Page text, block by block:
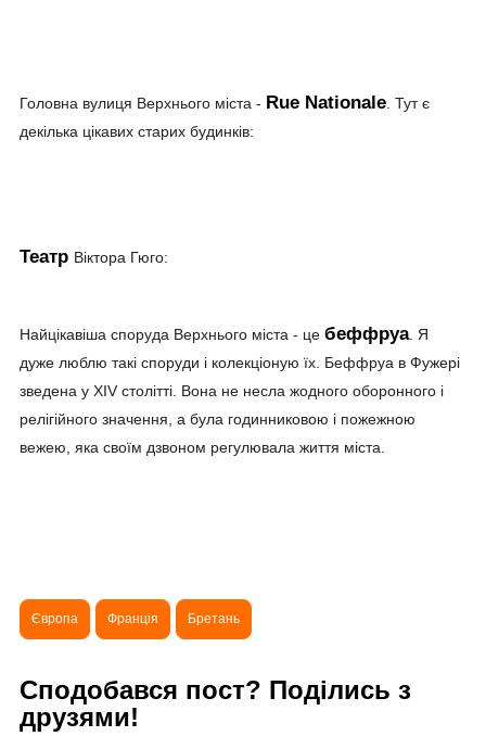
Головна вулиця Верхнього міста - Rue Nationale . Тут є
декілька цікавих старих будинків:
Театр Віктора Гюго:
Найцікавіша споруда Верхнього міста - це беффруа. Я
дуже люблю такі споруди і колекціоную їх. Беффруа в Фужері
зведена у XIV столітті. Вона не несла жодного оборонного і
релігійного значення, а була годинниковою і пожежною
вежею, яка своїм дзвоном регулювала життя міста.
Європа Франція Бретань
Сподобався пост? Поділись з
друзями!